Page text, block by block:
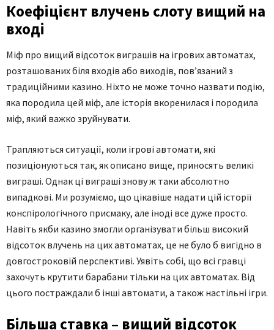
Коефіцієнт влучень слоту вищий на
вході
Міф про вищий відсоток виграшів на ігрових автоматах,
розташованих біля входів або виходів, пов’язаний з
традиційними казино. Ніхто не може точно назвати подію,
яка породила цей міф, але історія вкоренилася і породила
міф, який важко зруйнувати.
Трапляються ситуації, коли ігрові автомати, які
позиціонуються так, як описано вище, приносять великі
виграші. Однак ці виграші знову ж таки абсолютно
випадкові. Ми розуміємо, що цікавіше надати цій історії
конспірологічного присмаку, але іноді все дуже просто.
Навіть якби казино змогли організувати більш високий
відсоток влучень на цих автоматах, це не було б вигідно в
довгостроковій перспективі. Уявіть собі, що всі гравці
захочуть крутити барабани тільки на цих автоматах. Від
цього постраждали б інші автомати, а також настільні ігри.
Більша ставка – вищий відсоток